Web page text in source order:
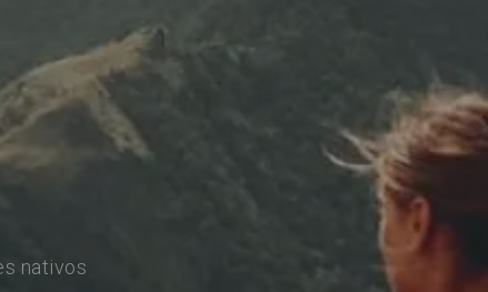
nativos